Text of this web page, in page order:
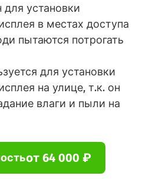
установки
в местах доступа
пытаются потрогать
для установки
на улице, т.к. он
влаги и пыли на
от 64 000 ₽